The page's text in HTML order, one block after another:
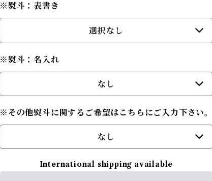
※熨斗：表書き
選択なし
※熨斗：名入れ
なし
※その他熨斗に関するご希望はこちらにご入力下さい。
なし
International shipping available